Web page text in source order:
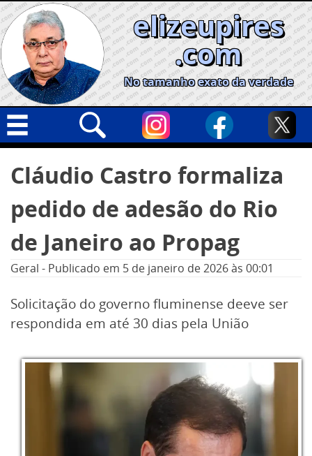
Skip
to
content
elizeupires
.com
No tamanho exato da verdade
Geral
Cidades
Política
Nacional
Informe especial
por:
Cláudio Castro formaliza
pedido de adesão do Rio
de Janeiro ao Propag
Geral - Publicado em 5 de janeiro de 2026às 00:01
Solicitação do governo fluminense deeve ser
respondida em até 30 dias pela União